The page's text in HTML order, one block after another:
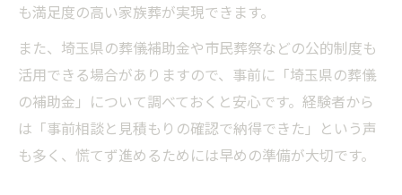
も満足度の高い家族葬が実現できます。
また、埼玉県の葬儀補助金や市民葬祭などの公的制度も
活用できる場合がありますので、事前に「埼玉県の葬儀
の補助金」について調べておくと安心です。経験者から
は「事前相談と見積もりの確認で納得できた」という声
も多く、慌てず進めるためには早めの準備が大切です。